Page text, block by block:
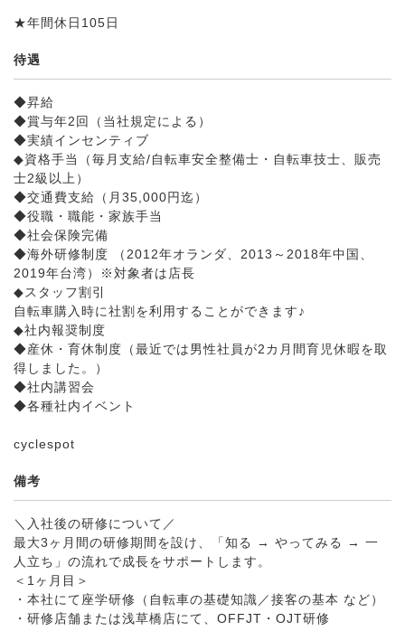
★年間休日105日
待遇
◆昇給
◆賞与年2回（当社規定による）
◆実績インセンティブ
◆資格手当（毎月支給/自転車安全整備士・自転車技士、販売
士2級以上）
◆交通費支給（月35,000円迄）
◆役職・職能・家族手当
◆社会保険完備
◆海外研修制度 （2012年オランダ、2013～2018年中国、
2019年台湾）※対象者は店長
◆スタッフ割引
自転車購入時に社割を利用することができます♪
◆社内報奨制度
◆産休・育休制度（最近では男性社員が2カ月間育児休暇を取
得しました。）
◆社内講習会
◆各種社内イベント
cyclespot
備考
＼入社後の研修について／
最大3ヶ月間の研修期間を設け、「知る → やってみる → 一
人立ち」の流れで成長をサポートします。
＜1ヶ月目＞
・本社にて座学研修（自転車の基礎知識／接客の基本 など）
・研修店舗または浅草橋店にて、OFFJT・OJT研修